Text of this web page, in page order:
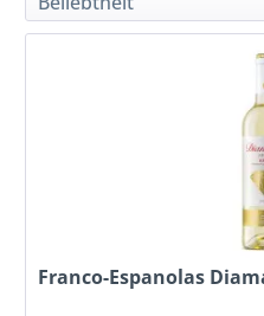
Franco-Espanolas